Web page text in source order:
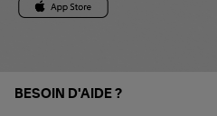
BESOIN D'AIDE ?